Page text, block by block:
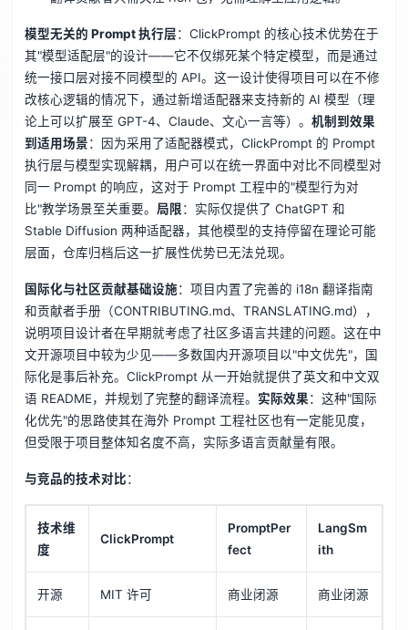
模型无关的 Prompt 执行层：ClickPrompt 的核心技术优势在于
其"模型适配层"的设计——它不仅绑死某个特定模型，而是通过
统一接口层对接不同模型的 API。这一设计使得项目可以在不修
改核心逻辑的情况下，通过新增适配器来支持新的 AI 模型（理
论上可以扩展至 GPT-4、Claude、文心一言等）。 机制到效果
到适用场景：因为采用了适配器模式，ClickPrompt 的 Prompt
执行层与模型实现解耦，用户可以在统一界面中对比不同模型对
同一 Prompt 的响应，这对于 Prompt 工程中的"模型行为对
比"教学场景至关重要。 局限：实际仅提供了 ChatGPT 和
Stable Diffusion 两种适配器，其他模型的支持停留在理论可能
层面，仓库归档后这一扩展性优势已无法兑现。
国际化与社区贡献基础设施：项目内置了完善的 i18n 翻译指南
和贡献者手册（CONTRIBUTING.md、TRANSLATING.md），
说明项目设计者在早期就考虑了社区多语言共建的问题。这在中
文开源项目中较为少见——多数国内开源项目以"中文优先"，国
际化是事后补充。ClickPrompt 从一开始就提供了英文和中文双
语 README，并规划了完整的翻译流程。 实际效果：这种"国际
化优先"的思路使其在海外 Prompt 工程社区也有一定能见度，
但受限于项目整体知名度不高，实际多语言贡献量有限。
与竞品的技术对比：
技术维
度
ClickPrompt
PromptPer
fect
LangSm
ith
开源 MIT 许可 商业闭源 商业闭源